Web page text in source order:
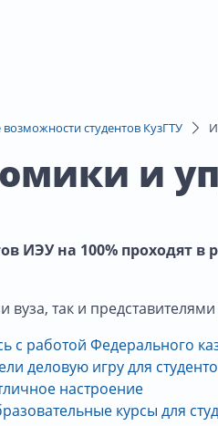
студентов КузГТУ
и
ИЭУ на 100% проходят
так и
с работой Федерального
деловую игру для
настроение
курсы для